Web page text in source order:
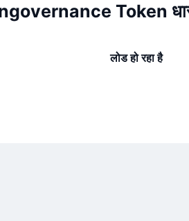
Token
लोड हो रहा है